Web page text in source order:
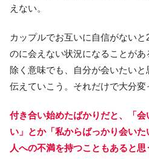
えない。
カップルでお互いに自信がない
のに会えない状況になることが
除く意味でも、自分が会いたい
伝えていこう。それだけで大分変
付き合い始めたばかりだと、「
い」とか「私からばっかり会い
人への不満を持つこともあると